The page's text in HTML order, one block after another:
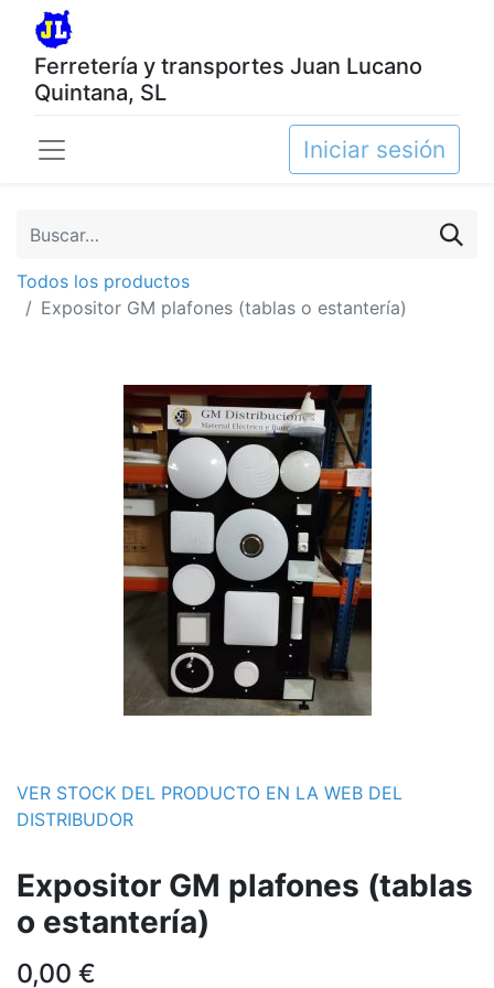
Ferretería y transportes Juan Lucano
Quintana, SL
Iniciar sesión
Todos los productos
Expositor GM plafones (tablas o estantería)
VER STOCK DEL PRODUCTO EN LA WEB DEL
DISTRIBUDOR
Expositor GM plafones (tablas
o estantería)
0,00 €